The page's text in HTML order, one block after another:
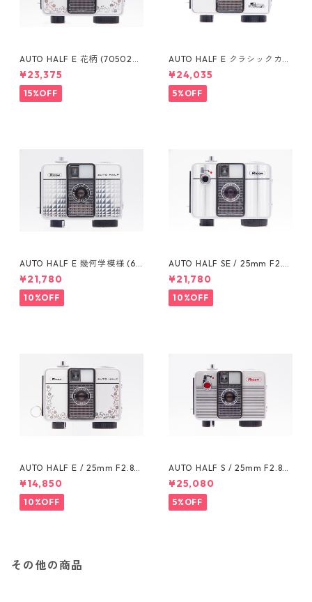
AUTO HALF E 花柄 (705020)
/ 25mm F2.8 RICOH リコー
¥23,375
15%OFF
AUTO HALF E クラシックカー
(332737) / 25mm F2.8 RICO
H リコー
¥24,035
5%OFF
AUTO HALF E 幾何学模様 (63
1248) / 25mm F2.8 RICOH リ
コー
¥21,780
10%OFF
AUTO HALF SE / 25mm F2.8
(1011832) RICOH リコー
¥21,780
10%OFF
AUTO HALF E / 25mm F2.8
(929308) RICOH リコー
¥14,850
10%OFF
AUTO HALF S / 25mm F2.8
(719898) RICOH リコー
¥25,080
5%OFF
その他の商品